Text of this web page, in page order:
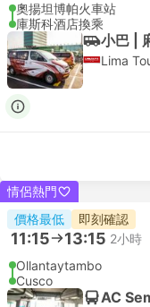
奧揚坦博帕火車站
庫斯科酒店換乘
小巴 |
Lima
情侶熱門
價格最低
即刻確認
11:15 13:15 2小時
Ollantaytambo
Cusco
AC